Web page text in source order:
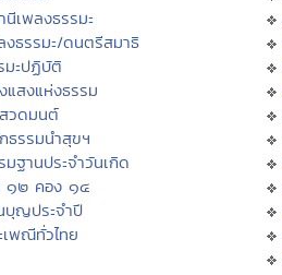
นีเพลงธรรมะ
งธรรมะ/ดนตรีสมาธิ
มะปฏิบัติ
แสงแห่งธรรม
วดมนต์
ธรรมนำสุขฯ
มฐานประจำวันเกิด
๑๒ คอง ๑๔
บุญประจำปี
เพณีทั่วไทย